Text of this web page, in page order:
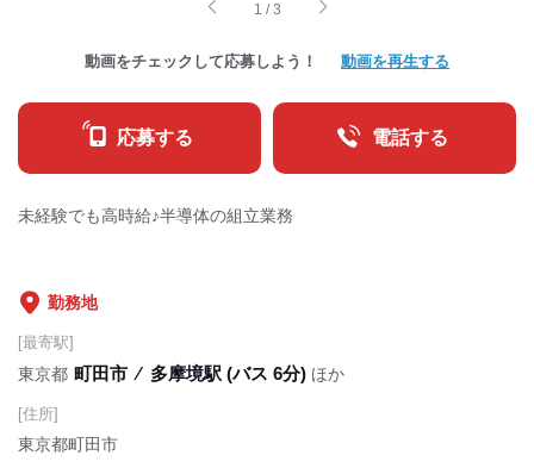
1 /3
動画をチェックして応募しよう！ 動画を再生する
応募する 電話する
未経験でも高時給♪半導体の組立業務
勤務地
[最寄駅]
東京都 町田市 ⁄ 多摩境駅 (バス 6分) ほか
[住所]
東京都町田市